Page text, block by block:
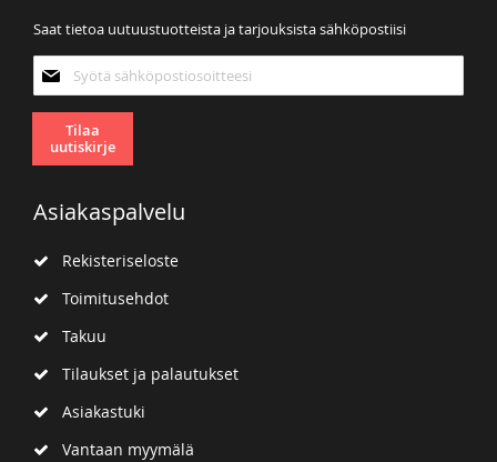
Saat tietoa uutuustuotteista ja tarjouksista sähköpostiisi
uutiskirjeemme:
Tilaa
uutiskirje
Asiakaspalvelu
Rekisteriseloste
Toimitusehdot
Takuu
Tilaukset ja palautukset
Asiakastuki
Vantaan myymälä